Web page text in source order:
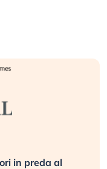
in preda al